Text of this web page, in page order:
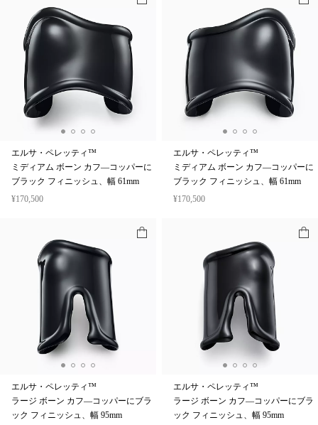
エルサ・ペレッティ™
ミディアム ボーン カフ—コッパーに
ブラック フィニッシュ、幅 61mm
¥170,500
エルサ・ペレッティ™
ミディアム ボーン カフ—コッパーに
ブラック フィニッシュ、幅 61mm
¥170,500
エルサ・ペレッティ™
ラージ ボーン カフ—コッパーにブラ
ック フィニッシュ、幅 95mm
エルサ・ペレッティ™
ラージ ボーン カフ—コッパーにブラ
ック フィニッシュ、幅 95mm